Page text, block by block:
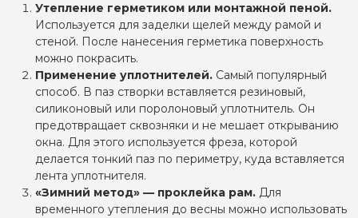
Установка деревянных подоконников
Отделка балконов и лоджий
Остекление балконов
Шумоизоляция балконов
Дополнительные услуги
Замена витринного стекла
Замена стеклопакетов Джамбо
Остекление окон
Утепление герметиком или монтажной пеной.
Используется для заделки щелей между рамой и
стеной. После нанесения герметика поверхность
можно покрасить.
Применение уплотнителей. Самый популярный
способ. В паз створки вставляется резиновый,
силиконовый или поролоновый уплотнитель. Он
предотвращает сквозняки и не мешает открыванию
окна. Для этого используется фреза, которой
делается тонкий паз по периметру, куда вставляется
лента уплотнителя.
«Зимний метод» — проклейка рам. Для
временного утепления до весны можно использовать